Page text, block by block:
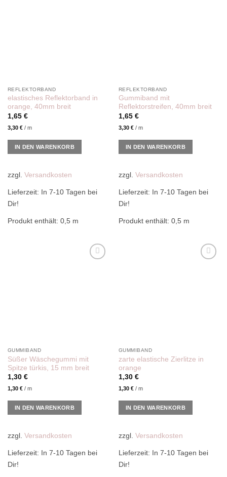
REFLEKTORBAND
elastisches Reflektorband in
orange, 40mm breit
1,65 €
3,30 €/ m
IN DEN WARENKORB
zzgl. Versandkosten
Lieferzeit: In 7-10 Tagen bei
Dir!
Produkt enthält: 0,5 m
REFLEKTORBAND
Gummiband mit
Reflektorstreifen, 40mm breit
1,65 €
3,30 €/ m
IN DEN WARENKORB
zzgl. Versandkosten
Lieferzeit: In 7-10 Tagen bei
Dir!
Produkt enthält: 0,5 m
GUMMIBAND
Süßer Wäschegummi mit
Spitze türkis, 15 mm breit
1,30 €
1,30 €/ m
IN DEN WARENKORB
zzgl. Versandkosten
Lieferzeit: In 7-10 Tagen bei
Dir!
GUMMIBAND
zarte elastische Zierlitze in
orange
1,30 €
1,30 €/ m
IN DEN WARENKORB
zzgl. Versandkosten
Lieferzeit: In 7-10 Tagen bei
Dir!